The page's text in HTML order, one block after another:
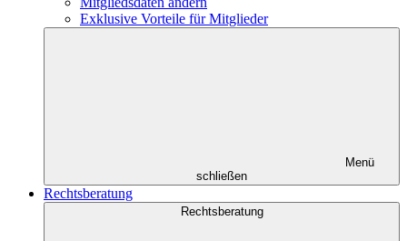
Exklusive Vorteile für Mitglieder
Menü
schließen
Rechtsberatung
Rechtsberatung